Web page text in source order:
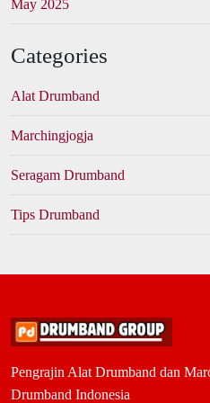
May 2025
Categories
Alat Drumband
Marchingjogja
Seragam Drumband
Tips Drumband
Pengrajin Alat Drumband dan
Drumband Indonesia